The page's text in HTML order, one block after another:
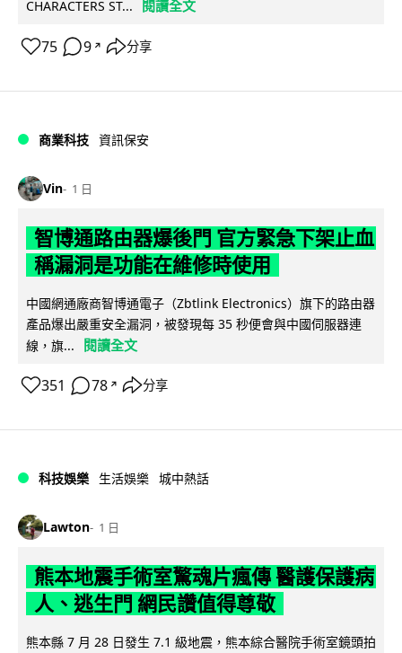
CHARACTERS ST...
閱讀全文
75 9 ↗ 分享
商業科技 資訊保安
Vin 1 日
智博通路由器爆後門 官方緊急下架止血
稱漏洞是功能在維修時使用
中國網通廠商智博通電子（Zbtlink Electronics）旗下的路由器
產品爆出嚴重安全漏洞，被發現每 35 秒便會與中國伺服器連
線，旗...
閱讀全文
351 78 ↗ 分享
科技娛樂 生活娛樂 城中熱話
Lawton 1 日
熊本地震手術室驚魂片瘋傳 醫護保護病
人、逃生門 網民讚值得尊敬
熊本縣 7 月 28 日發生 7.1 級地震，熊本綜合醫院手術室鏡頭拍